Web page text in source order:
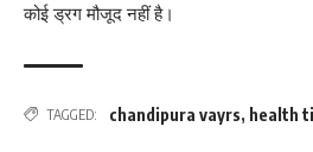
कोई ड्रग मौजूद नहीं है।
TAGGED: chandipura vayrs, health